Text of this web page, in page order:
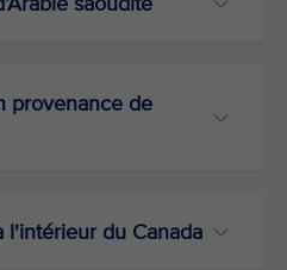
provenance de
l'intérieur du Canada